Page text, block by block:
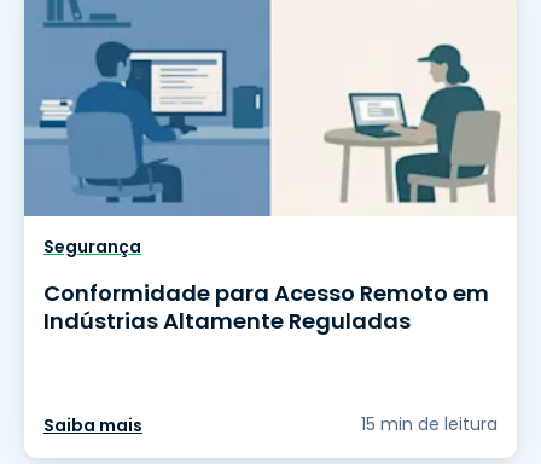
Segurança
Conformidade para Acesso Remoto em
Indústrias Altamente Reguladas
Saiba mais 15 min de leitura